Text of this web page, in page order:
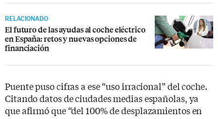
RELACIONADO
El futuro de las ayudas al coche eléctrico
en España: retos y nuevas opciones de
financiación
Puente puso cifras a ese “uso irracional” del coche.
Citando datos de ciudades medias españolas, ya
que afirmó que “del 100% de desplazamientos en